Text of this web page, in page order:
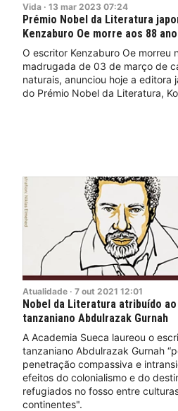
Vida · 13 mar 2023 07:24
Prémio Nobel da Literatura
Kenzaburo Oe morre aos 88
O escritor Kenzaburo Oe morreu
madrugada de 03 de março de
naturais, anunciou hoje a editora
do Prémio Nobel da Literatura,
Atualidade · 7 out 2021 12:01
Nobel da Literatura atribuído
tanzaniano Abdulrazak Gurnah
A Academia Sueca laureou o
tanzaniano Abdulrazak Gurnah
penetração compassiva e
efeitos do colonialismo e do
refugiados no fosso entre
continentes".